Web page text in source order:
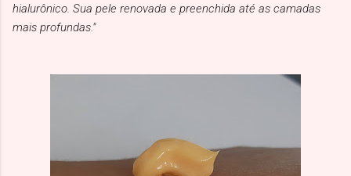
hialurônico. Sua pele renovada e preenchida até as camadas
mais profundas."